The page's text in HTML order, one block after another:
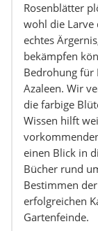
Rosenblätter
wohl die Larve
echtes
bekämpfen
Bedrohung für
Azaleen. Wir
die farbige
Wissen hilft
einen Blick in
Bücher rund
Bestimmen
erfolgreichen
Gartenfeinde.